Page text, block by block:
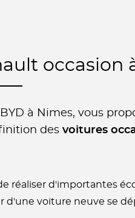
occasion
à Nimes, vous
des voitures
réaliser d'importantes
d'une voiture neuve se